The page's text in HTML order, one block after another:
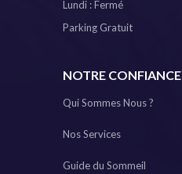
Lundi : Fermé
Parking Gratuit
NOTRE CONFIANCE
Qui Sommes Nous ?
Nos Services
Guide du Sommeil